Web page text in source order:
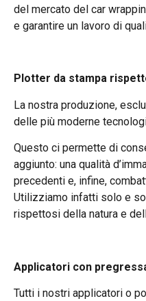
del mercato del car
e garantire un lavoro di
Plotter da stampa
La nostra produzione,
delle più moderne
Questo ci permette di
aggiunto: una qualità
precedenti e, infine,
Utilizziamo infatti solo e
rispettosi della natura e
Applicatori con
Tutti i nostri applicatori o